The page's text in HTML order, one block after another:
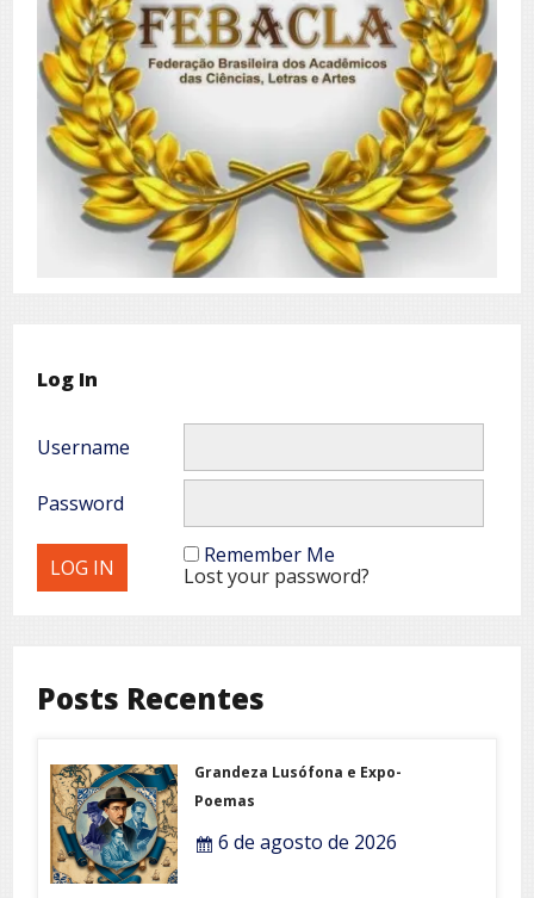
Log In
Username
Password
Remember Me
Lost your password?
Posts Recentes
Grandeza Lusófona e Expo-
Poemas
6 de agosto de 2026